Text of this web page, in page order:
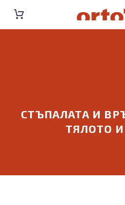
СТЪПАЛАТА И
ТЯЛОТО